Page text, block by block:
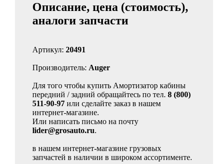
Описание, цена (стоимость),
аналоги запчасти
Артикул: 20491
Производитель: Auger
Для того чтобы купить Амортизатор кабины
передний / задний обращайтесь по тел. 8 (800)
511-90-97 или сделайте заказ в нашем
интернет-магазине.
Или написать письмо на почту
lider@grosauto.ru.
в нашем интернет-магазине грузовых
запчастей в наличии в широком ассортименте.